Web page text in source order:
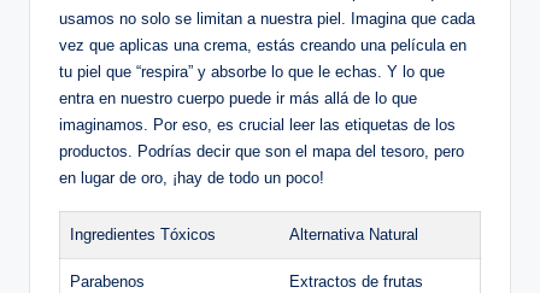
usamos no solo se limitan a nuestra piel. Imagina que cada
vez que aplicas una crema, estás creando una película en
tu piel que “respira” y absorbe lo que le echas. Y lo que
entra en nuestro cuerpo puede ir más allá de lo que
imaginamos. Por eso, es crucial leer las etiquetas de los
productos. Podrías decir que son el mapa del tesoro, pero
en lugar de oro, ¡hay de todo un poco!
Ingredientes Tóxicos Alternativa Natural
Parabenos Extractos de frutas